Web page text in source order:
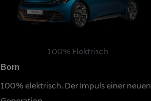
100% Elektrisch
Born
100% elektrisch. Der Impuls einer neuen